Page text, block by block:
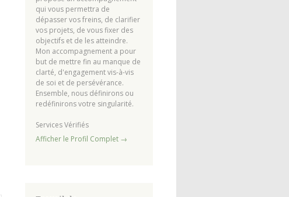
qui vous permettra de
dépasser vos freins, de clarifier
vos projets, de vous fixer des
objectifs et de les atteindre.
Mon accompagnement a pour
but de mettre fin au manque de
clarté, d'engagement vis-à-vis
de soi et de persévérance.
Ensemble, nous définirons ou
redéfinirons votre singularité.
Services Vérifiés
Afficher le Profil Complet →